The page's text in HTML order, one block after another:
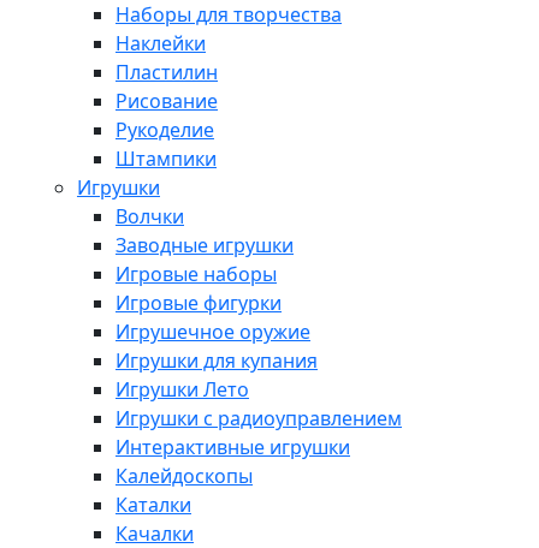
Наборы для творчества
Наклейки
Пластилин
Рисование
Рукоделие
Штампики
Игрушки
Волчки
Заводные игрушки
Игровые наборы
Игровые фигурки
Игрушечное оружие
Игрушки для купания
Игрушки Лето
Игрушки с радиоуправлением
Интерактивные игрушки
Калейдоскопы
Каталки
Качалки